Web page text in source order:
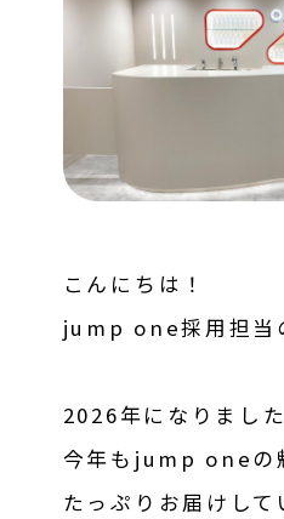
こんにちは！
jump one採用担当
2026年になりました
今年もjump oneの
たっぷりお届けして